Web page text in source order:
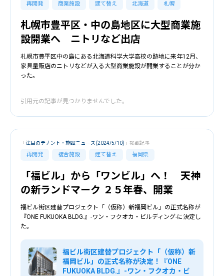
再開発 商業施設 建て替え 北海道 札幌
札幌市豊平区・中の島地区に大型商業施
設開業へ ニトリなど出店
札幌市豊平区中の島にある北海道科学大学高校の跡地に来年12月、
家具量販店のニトリなどが入る大型商業施設が開業することが分か
った。
引用元の記事が見つかりませんでした。
再開発 複合施設 建て替え 福岡県
「注目のテナント・施設ニュース(2024/5/10) 」掲載記事
「福ビル」から「ワンビル」へ！ 天神
の新ランドマーク ２５年春、開業
福ビル街区建替プロジェクト「（仮称）新福岡ビル」の正式名称が
『ONE FUKUOKA BLDG.』-ワン・フクオカ・ビルディング-に決定し
た。
福ビル街区建替プロジェクト「（仮称）新
福岡ビル」の正式名称が決定！『ONE
FUKUOKA BLDG.』-ワン・フクオカ・ビ